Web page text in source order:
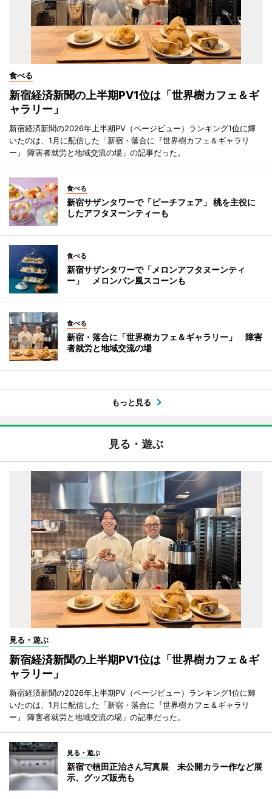
食べる
新宿経済新聞の上半期PV1位は「世界樹カフェ＆ギ
ャラリー」
新宿経済新聞の2026年上半期PV（ページビュー）ランキング1位に輝
いたのは、1月に配信した「新宿・落合に『世界樹カフェ＆ギャラリ
ー』 障害者就労と地域交流の場」の記事だった。
食べる
新宿サザンタワーで「ピーチフェア」 桃を主役に
したアフタヌーンティーも
食べる
新宿サザンタワーで「メロンアフタヌーンティ
ー」 メロンパン風スコーンも
食べる
新宿・落合に「世界樹カフェ＆ギャラリー」 障害
者就労と地域交流の場
もっと見る
見る・遊ぶ
見る・遊ぶ
新宿経済新聞の上半期PV1位は「世界樹カフェ＆ギ
ャラリー」
新宿経済新聞の2026年上半期PV（ページビュー）ランキング1位に輝
いたのは、1月に配信した「新宿・落合に『世界樹カフェ＆ギャラリ
ー』 障害者就労と地域交流の場」の記事だった。
見る・遊ぶ
新宿で植田正治さん写真展 未公開カラー作など展
示、グッズ販売も